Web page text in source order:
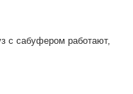
с сабуфером работают,